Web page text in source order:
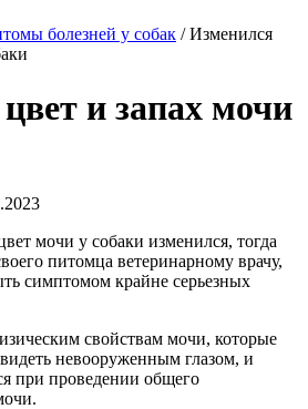
болезней у собак /Изменился
и запах мочи
мочи у собаки изменился, тогда
питомца ветеринарному врачу,
симптомом крайне серьезных
свойствам мочи, которые
невооруженным глазом, и
при проведении общего